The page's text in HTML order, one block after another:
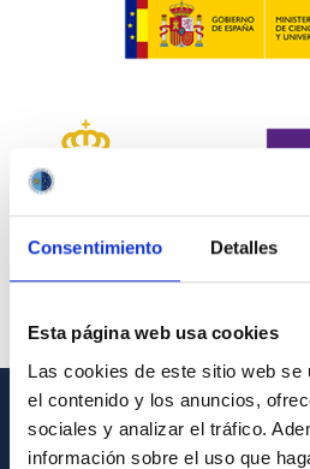
Consentimiento Detalles
Esta página web usa cookies
Las cookies de este sitio web se
el contenido y los anuncios,
sociales y analizar el tráfico.
información sobre el uso que
GENERAL INFORMATION